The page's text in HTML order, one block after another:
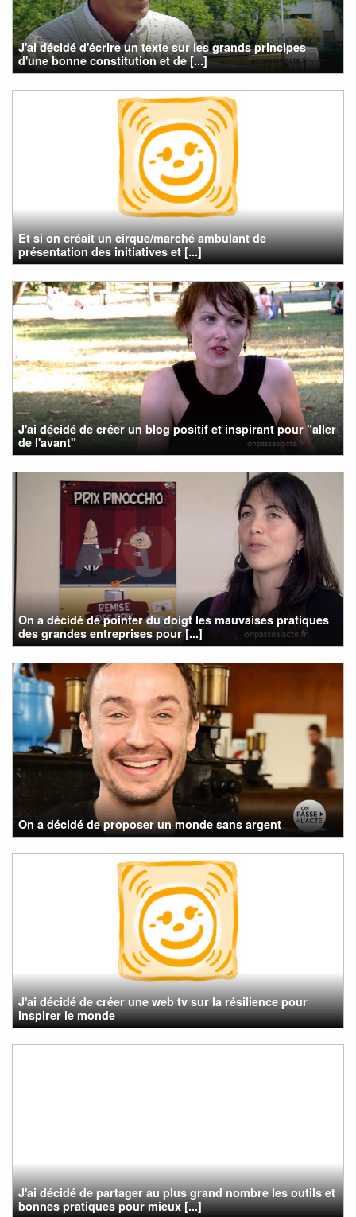
J'ai décidé d'écrire un texte sur les grands principes
d'une bonne constitution et de [...]
Et si on créait un cirque/marché ambulant de
présentation des initiatives et [...]
J'ai décidé de créer un blog positif et inspirant pour "aller
de l'avant"
On a décidé de pointer du doigt les mauvaises pratiques
des grandes entreprises pour [...]
On a décidé de proposer un monde sans argent
J'ai décidé de créer une web tv sur la résilience pour
inspirer le monde
J'ai décidé de partager au plus grand nombre les outils et
bonnes pratiques pour mieux [...]